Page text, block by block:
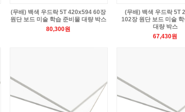
(무배) 백색 우드락 5T 420x594 60장
원단 보드 미술 학습 준비물 대량 박스
80,300원
(무배) 백색 우드락 5T
102장 원단 보드 미술
대량 박스
67,430원